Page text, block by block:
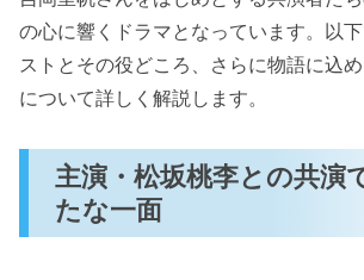
の心に響くドラマとなっています。以
ストとその役どころ、さらに物語に込
について詳しく解説します。
主演・松坂桃李との共演
たな一面